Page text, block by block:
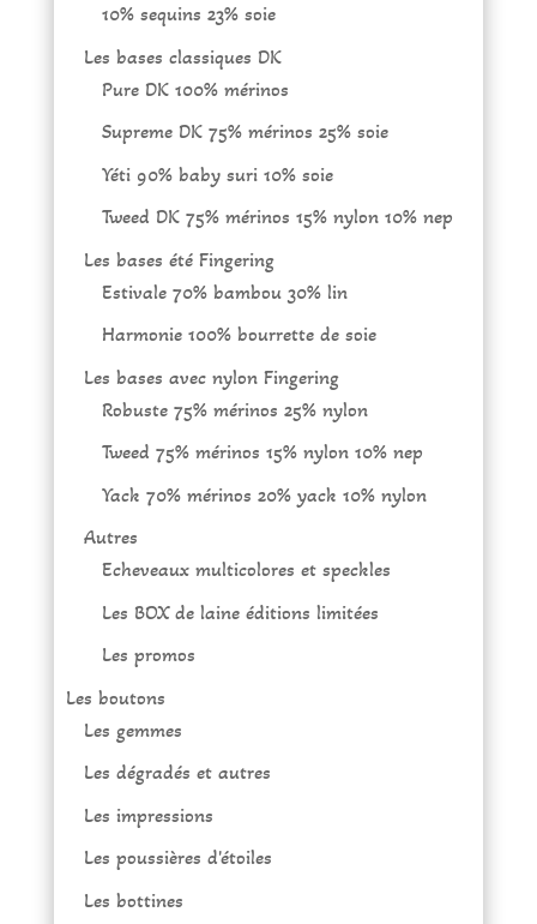
10% sequins 23% soie
Les bases classiques DK
Pure DK 100% mérinos
Supreme DK 75% mérinos 25% soie
Yéti 90% baby suri 10% soie
Tweed DK 75% mérinos 15% nylon 10% nep
Les bases été Fingering
Estivale 70% bambou 30% lin
Harmonie 100% bourrette de soie
Les bases avec nylon Fingering
Robuste 75% mérinos 25% nylon
Tweed 75% mérinos 15% nylon 10% nep
Yack 70% mérinos 20% yack 10% nylon
Autres
Echeveaux multicolores et speckles
Les BOX de laine éditions limitées
Les promos
Les boutons
Les gemmes
Les dégradés et autres
Les impressions
Les poussières d'étoiles
Les bottines